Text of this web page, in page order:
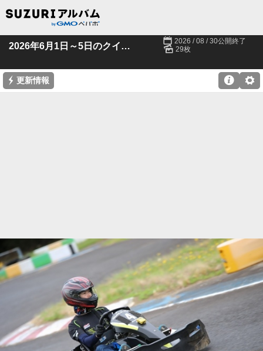
2026年6月1日～5日のクイック潮来 📅 2026 / 08 / 30公開終了
🌄 29枚
⚡ 更新情報 ⚙
